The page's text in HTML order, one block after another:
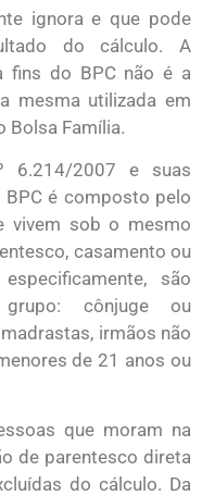
ignora e que pode
do cálculo. A
fins do BPC não é a
mesma utilizada em
Bolsa Família.
6.214/2007 e suas
é composto pelo
vivem sob o mesmo
casamento ou
são
cônjuge ou
irmãos não
de 21 anos ou
que moram na
de parentesco direta
do cálculo. Da